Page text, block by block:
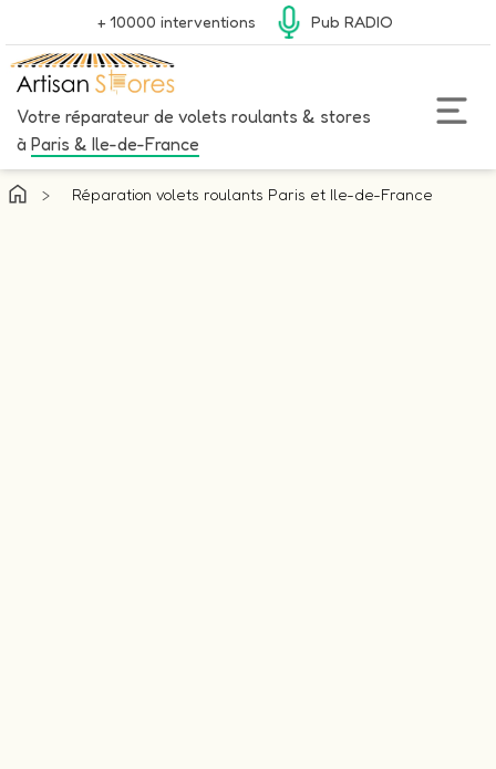
+ 10000 interventions Pub RADIO
Votre réparateur de volets roulants & stores
à Paris & Ile-de-France
> Réparation volets roulants Paris et Ile-de-France